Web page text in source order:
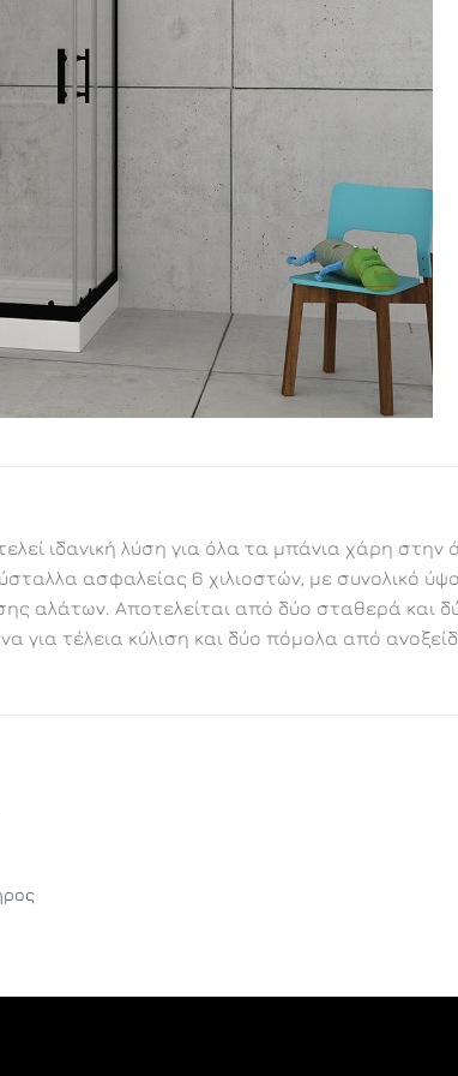
ιδανική λύση για όλα τα μπάνια χάρη
ασφαλείας 6 χιλιοστών, με συνολικό
αλάτων. Αποτελείται από δύο σταθερά και
για τέλεια κύλιση και δύο πόμολα από